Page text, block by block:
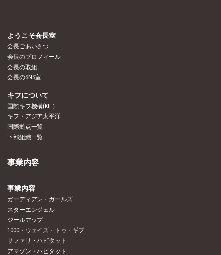
ようこそ会長室
会長ごあいさつ
会長のプロフィール
会長の取組
会長のSNS室
キフについて
国際キフ機構(KIF）
キフ・アジア太平洋
国際拠点一覧
下部組織一覧
事業内容
事業内容
ガーディアン・ガールズ
スターエンジェル
ジールアップ
1000・ウェイズ・トゥ・ギブ
サファリ・ハビタット
アマゾン・ハビタット